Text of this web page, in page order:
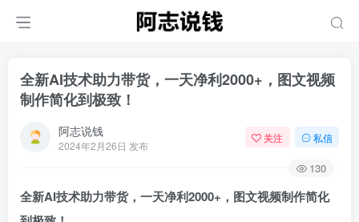
全新AI技术助力带货，一天净利2000+，图文视频
制作简化到极致！
阿志说钱
2024年2月26日 发布
关注 私信
130
全新AI技术助力带货，一天净利2000+，图文视频制作简化